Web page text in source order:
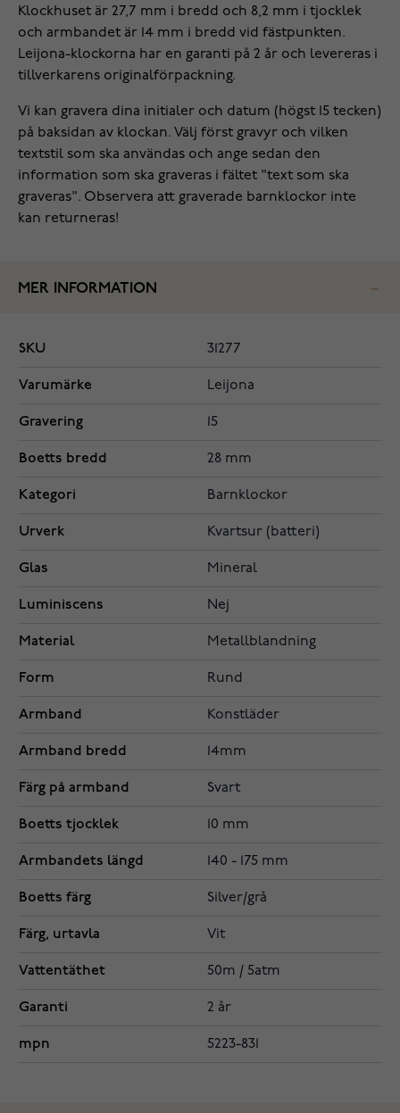
Klockhuset är 27,7 mm i bredd och 8,2 mm i tjocklek
och armbandet är 14 mm i bredd vid fästpunkten.
Leijona-klockorna har en garanti på 2 år och levereras i
tillverkarens originalförpackning.
Vi kan gravera dina initialer och datum (högst 15 tecken)
på baksidan av klockan. Välj först gravyr och vilken
textstil som ska användas och ange sedan den
information som ska graveras i fältet "text som ska
graveras". Observera att graverade barnklockor inte
kan returneras!
MER INFORMATION
SKU 31277
Varumärke Leijona
Gravering 15
Boetts bredd 28 mm
Kategori Barnklockor
Urverk Kvartsur (batteri)
Glas Mineral
Luminiscens Nej
Material Metallblandning
Form Rund
Armband Konstläder
Armband bredd 14mm
Färg på armband Svart
Boetts tjocklek 10 mm
Armbandets längd 140 - 175 mm
Boetts färg Silver/grå
Färg, urtavla Vit
Vattentäthet 50m / 5atm
Garanti 2 år
mpn 5223-831